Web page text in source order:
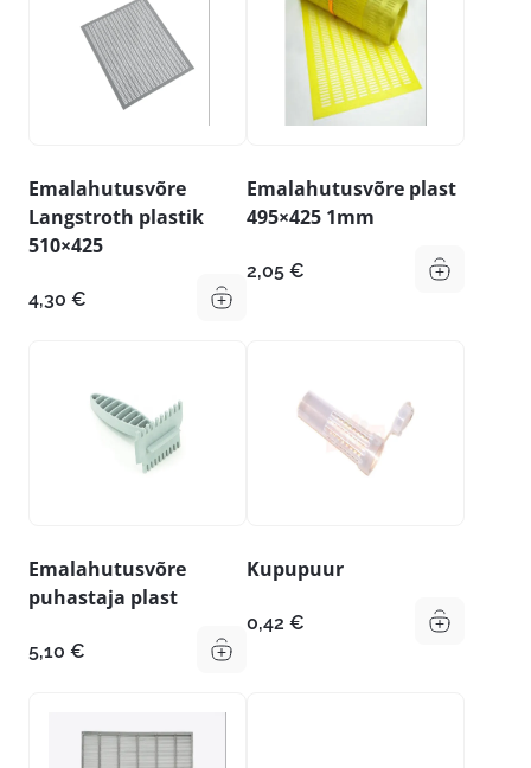
Emalahutusvõre
Langstroth plastik
510×425
4,30 €
Emalahutusvõre plast
495×425 1mm
2,05 €
Emalahutusvõre
puhastaja plast
5,10 €
Kupupuur
0,42 €